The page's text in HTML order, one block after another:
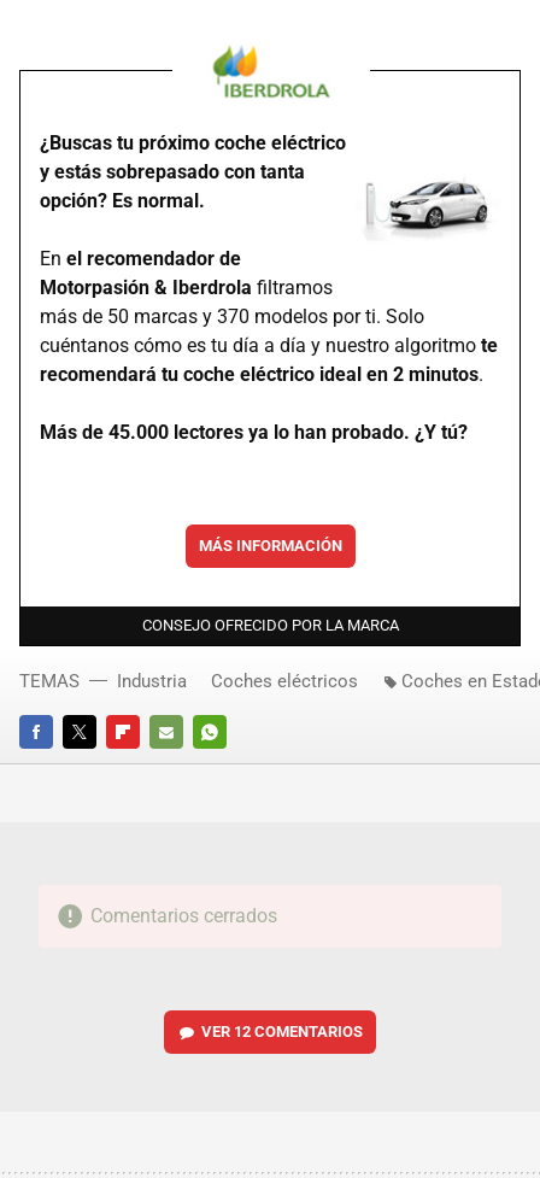
¿Buscas tu próximo coche eléctrico
y estás sobrepasado con tanta
opción? Es normal.
En el recomendador de
Motorpasión & Iberdrola filtramos
más de 50 marcas y 370 modelos por ti. Solo
cuéntanos cómo es tu día a día y nuestro algoritmo te
recomendará tu coche eléctrico ideal en 2 minutos.
Más de 45.000 lectores ya lo han probado. ¿Y tú?
MÁS INFORMACIÓN
CONSEJO OFRECIDO POR LA MARCA
FACEBOOKTWITTERFLIPBOARD
E-
WHATSAPP
TEMAS Industria Coches eléctricos Coches en
Comentarios cerrados
VER 12 COMENTARIOS